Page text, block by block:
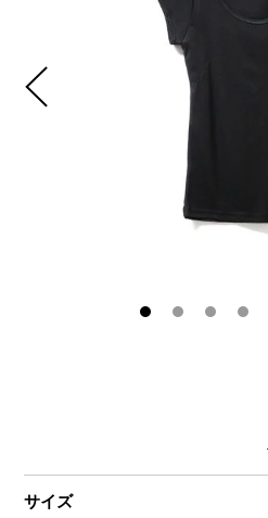
サイズ